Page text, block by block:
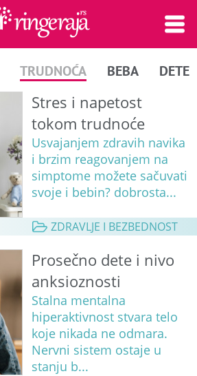
TRUDNOĆA BEBA DETE
Stres i napetost
tokom trudnoće
Usvajanjem zdravih navika
i brzim reagovanjem na
simptome možete sačuvati
svoje i bebin? dobrosta...
ZDRAVLJE I BEZBEDNOST
Prosečno dete i nivo
anksioznosti
Stalna mentalna
hiperaktivnost stvara telo
koje nikada ne odmara.
Nervni sistem ostaje u
stanju b...